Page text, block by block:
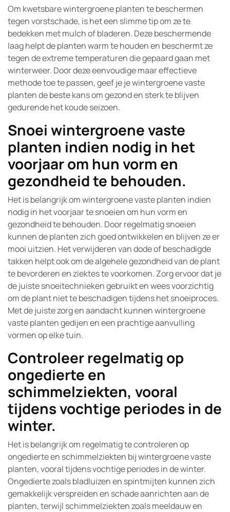
Om kwetsbare wintergroene planten te beschermen
tegen vorstschade, is het een slimme tip om ze te
bedekken met mulch of bladeren. Deze beschermende
laag helpt de planten warm te houden en beschermt ze
tegen de extreme temperaturen die gepaard gaan met
winterweer. Door deze eenvoudige maar effectieve
methode toe te passen, geef je je wintergroene vaste
planten de beste kans om gezond en sterk te blijven
gedurende het koude seizoen.
Snoei wintergroene vaste
planten indien nodig in het
voorjaar om hun vorm en
gezondheid te behouden.
Het is belangrijk om wintergroene vaste planten indien
nodig in het voorjaar te snoeien om hun vorm en
gezondheid te behouden. Door regelmatig snoeien
kunnen de planten zich goed ontwikkelen en blijven ze er
mooi uitzien. Het verwijderen van dode of beschadigde
takken helpt ook om de algehele gezondheid van de plant
te bevorderen en ziektes te voorkomen. Zorg ervoor dat je
de juiste snoeitechnieken gebruikt en wees voorzichtig
om de plant niet te beschadigen tijdens het snoeiproces.
Met de juiste zorg en aandacht kunnen wintergroene
vaste planten gedijen en een prachtige aanvulling
vormen op elke tuin.
Controleer regelmatig op
ongedierte en
schimmelziekten, vooral
tijdens vochtige periodes in de
winter.
Het is belangrijk om regelmatig te controleren op
ongedierte en schimmelziekten bij wintergroene vaste
planten, vooral tijdens vochtige periodes in de winter.
Ongedierte zoals bladluizen en spintmijten kunnen zich
gemakkelijk verspreiden en schade aanrichten aan de
planten, terwijl schimmelziekten zoals meeldauw en